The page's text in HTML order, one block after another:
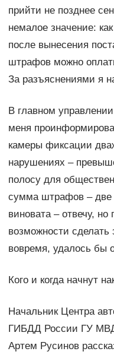
прийти не позднее
немалое значение:
после вынесения
штрафов можно
За разъяснениями я
В главном
меня
камеры фиксации
нарушениях –
полосу для
сумма штрафов – две
виновата – отвечу,
возможности
вовремя, удалось бы
Кого и когда начнут
Начальник Центра
ГИБДД России ГУ
Артем Русинов